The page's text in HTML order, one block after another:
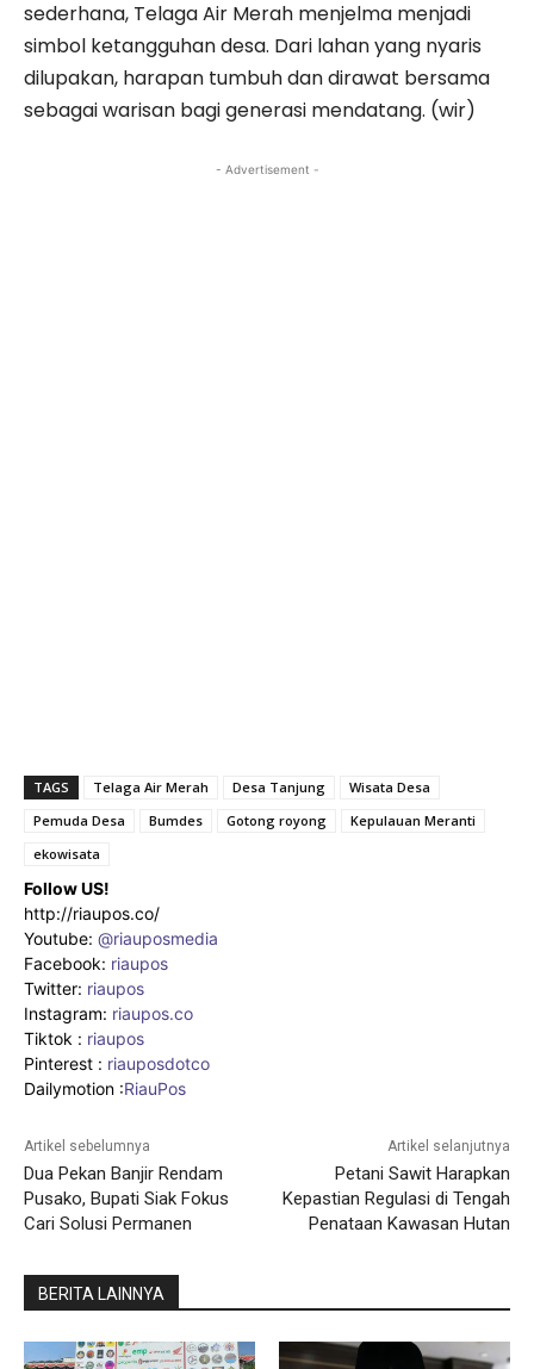
sederhana, Telaga Air Merah menjelma menjadi
simbol ketangguhan desa. Dari lahan yang nyaris
dilupakan, harapan tumbuh dan dirawat bersama
sebagai warisan bagi generasi mendatang. (wir)
- Advertisement -
TAGS Telaga Air Merah Desa Tanjung
Wisata Desa
Pemuda Desa
Bumdes Gotong royong
Kepulauan Meranti
ekowisata
Follow US!
http://riaupos.co/
Youtube: @riauposmedia
Facebook: riaupos
Twitter: riaupos
Instagram: riaupos.co
Tiktok : riaupos
Pinterest : riauposdotco
Dailymotion :RiauPos
Artikel sebelumnya
Dua Pekan Banjir Rendam
Pusako, Bupati Siak Fokus
Cari Solusi Permanen
Artikel selanjutnya
Petani Sawit Harapkan
Kepastian Regulasi di Tengah
Penataan Kawasan Hutan
BERITA LAINNYA